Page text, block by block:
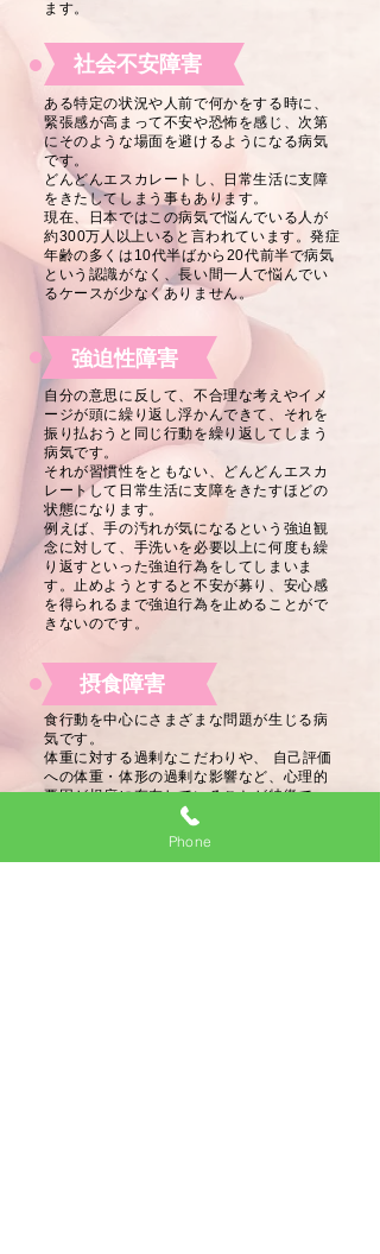
ます。
社会不安障害
ある特定の状況や人前で何かをする時に、
緊張感が高まって不安や恐怖を感じ、次第
にそのような場面を避けるようになる病気
です。
どんどんエスカレートし、日常生活に支障
をきたしてしまう事もあります。
現在、日本ではこの病気で悩んでいる人が
約300万人以上いると言われています。発症
年齢の多くは10代半ばから20代前半で病気
という認識がなく、長い間一人で悩んでい
るケースが少なくありません。
強迫性障害
自分の意思に反して、不合理な考えやイメ
ージが頭に繰り返し浮かんできて、それを
振り払おうと同じ行動を繰り返してしまう
病気です。
それが習慣性をともない、どんどんエスカ
レートして日常生活に支障をきたすほどの
状態になります。
例えば、手の汚れが気になるという強迫観
念に対して、手洗いを必要以上に何度も繰
り返すといった強迫行為をしてしまいま
す。止めようとすると不安が募り、安心感
を得られるまで強迫行為を止めることがで
きないのです。
摂食障害
食行動を中心にさまざまな問題が生じる病
気です。
体重に対する過剰なこだわりや、 自己評価
への体重・体形の過剰な影響など、心理的
要因が根底に存在していることが特徴で
摂食障害のなかには、短時間のうちに大量
Phone